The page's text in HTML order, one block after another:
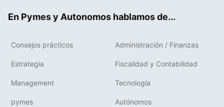
En Pymes y Autonomos hablamos de...
Consejos prácticos Administración / Finanzas
Estrategia Fiscalidad y Contabilidad
Management Tecnología
pymes Autónomos